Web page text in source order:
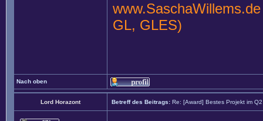
www.SaschaWillems.de
GL, GLES)
Nach oben
Lord Horazont Betreff des Beitrags: Re: [Award] Bestes Projekt im